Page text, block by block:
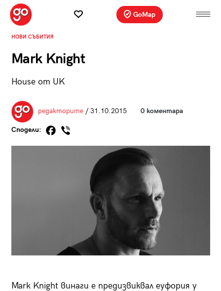
GoMap
НОВИ СЪБИТИЯ
Mark Knight
House от UK
редакторите/ 31.10.2015 0 коментара
Сподели:
Mark Knight винаги е предизвиквал еуфория у